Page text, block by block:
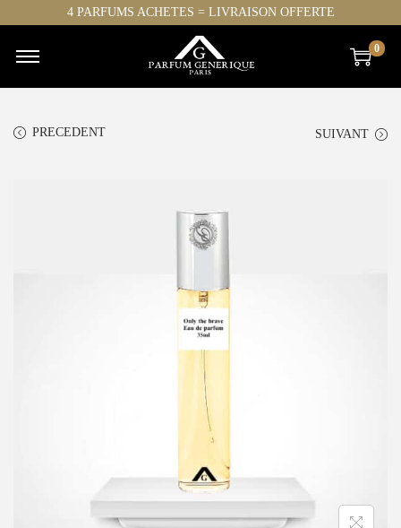
4 PARFUMS ACHETES = LIVRAISON OFFERTE
0
PRECEDENT SUIVANT